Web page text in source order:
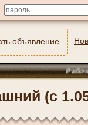
объявление
Рабочие на
(с